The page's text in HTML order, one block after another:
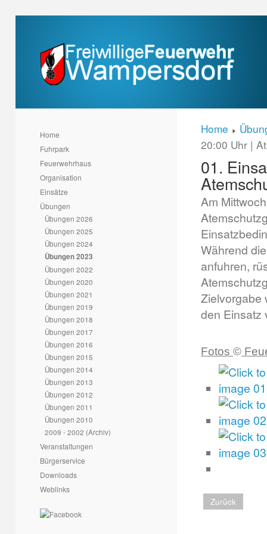
Home
Fuhrpark
Feuerwehrhaus
Organisation
Einsätze
Übungen
Übungen 2026
Übungen 2025
Übungen 2024
Übungen 2023
Übungen 2022
Übungen 2020
Übungen 2021
Übungen 2019
Übungen 2018
Übungen 2017
Übungen 2016
Übungen 2015
Übungen 2014
Übungen 2013
Übungen 2012
Übungen 2011
Übungen 2010
2009 - 2002 (Archiv)
Veranstaltungen
Bürgerservice
Downloads
Weblinks
Home
20:00 Uhr |
01.
Am
Während
anfuhren,
Zielvorgabe
den Einsatz
Fotos ©
Zurück